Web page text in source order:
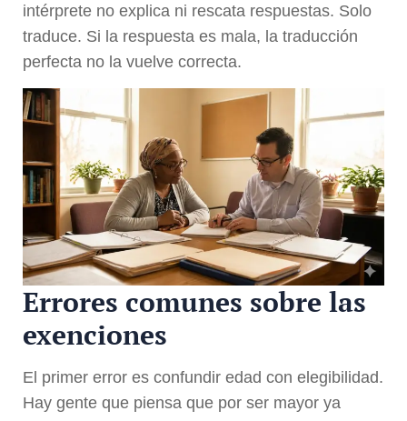
intérprete no explica ni rescata respuestas. Solo
traduce. Si la respuesta es mala, la traducción
perfecta no la vuelve correcta.
Errores comunes sobre las
exenciones
El primer error es confundir edad con elegibilidad.
Hay gente que piensa que por ser mayor ya